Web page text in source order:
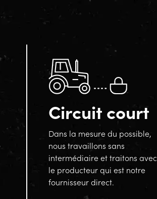
Circuit court
Dans la mesure du possible,
nous travaillons sans
intermédiaire et traitons avec
le producteur qui est notre
fournisseur direct.